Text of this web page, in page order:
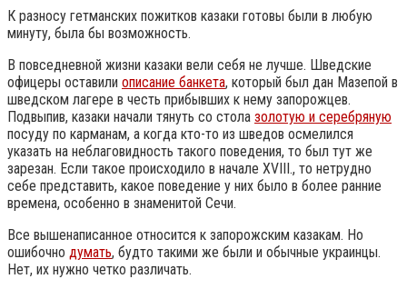
К разносу гетманских пожитков казаки готовы были в любую
минуту, была бы возможность.
В повседневной жизни казаки вели себя не лучше. Шведские
офицеры оставили описание банкета, который был дан Мазепой в
шведском лагере в честь прибывших к нему запорожцев.
Подвыпив, казаки начали тянуть со стола золотую и серебряную
посуду по карманам, а когда кто-то из шведов осмелился
указать на неблаговидность такого поведения, то был тут же
зарезан. Если такое происходило в начале XVIII., то нетрудно
себе представить, какое поведение у них было в более ранние
времена, особенно в знаменитой Сечи.
Все вышенаписанное относится к запорожским казакам. Но
ошибочно думать, будто такими же были и обычные украинцы.
Нет, их нужно четко различать.